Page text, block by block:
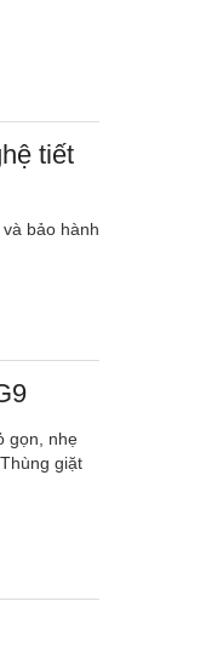
tiết
bảo hành
gọn, nhẹ
giặt